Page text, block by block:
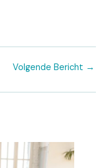
Volgende Bericht →